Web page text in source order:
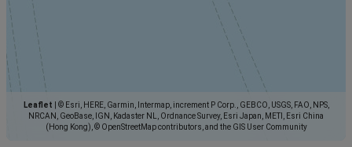
Leaflet
© Esri, HERE, Garmin, Intermap, increment P Corp., GEBCO, USGS, FAO, NPS,
NRCAN, GeoBase, IGN, Kadaster NL, Ordnance Survey, Esri Japan, METI, Esri China
(Hong Kong), © OpenStreetMap contributors, and the GIS User Community